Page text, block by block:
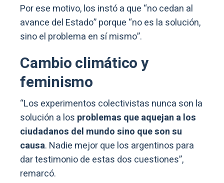
Por ese motivo, los instó a que “no cedan al
avance del Estado” porque “no es la solución,
sino el problema en sí mismo”.
Cambio climático y
feminismo
“Los experimentos colectivistas nunca son la
solución a los problemas que aquejan a los
ciudadanos del mundo sino que son su
causa. Nadie mejor que los argentinos para
dar testimonio de estas dos cuestiones”,
remarcó.